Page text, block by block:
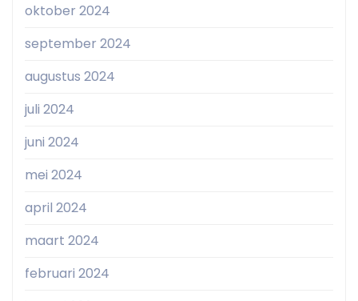
oktober 2024
september 2024
augustus 2024
juli 2024
juni 2024
mei 2024
april 2024
maart 2024
februari 2024